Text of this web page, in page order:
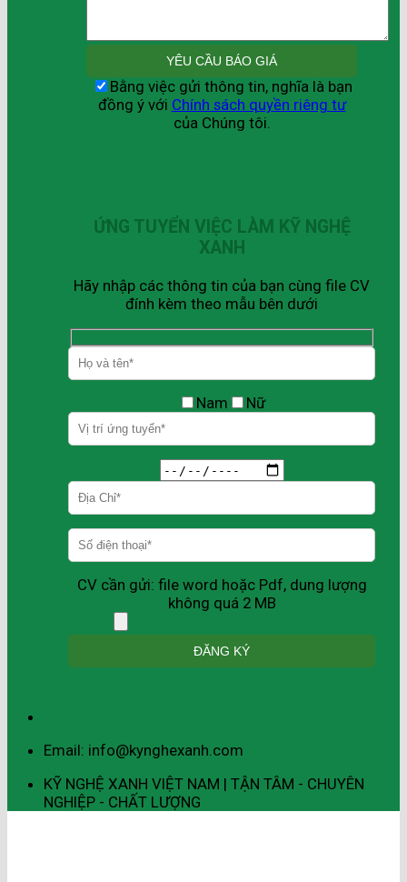
Bằng việc gửi thông tin, nghĩa là bạn
đồng ý với Chính sách quyền riêng tư
của Chúng tôi.
ỨNG TUYỂN VIỆC LÀM KỸ NGHỆ
XANH
Hãy nhập các thông tin của bạn cùng file CV
đính kèm theo mẫu bên dưới
Nam Nữ
CV cần gửi: file word hoặc Pdf, dung lượng
không quá 2 MB
Email: info@kynghexanh.com
KỸ NGHỆ XANH VIỆT NAM | TẬN TÂM - CHUYÊN
NGHIỆP - CHẤT LƯỢNG